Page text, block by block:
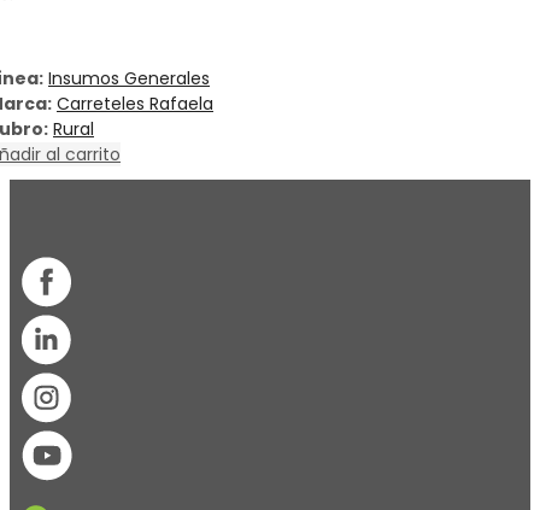
Insumos Generales
Carreteles Rafaela
Rural
al carrito